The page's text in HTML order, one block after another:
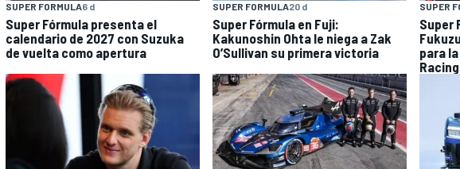
SUPER FORMULA6 d
Super Fórmula presenta el
calendario de 2027 con Suzuka
de vuelta como apertura
SUPER FORMULA20 d
Super Fórmula en Fuji:
Kakunoshin Ohta le niega a Zak
O’Sullivan su primera victoria
SUPER
Super
para
Racing